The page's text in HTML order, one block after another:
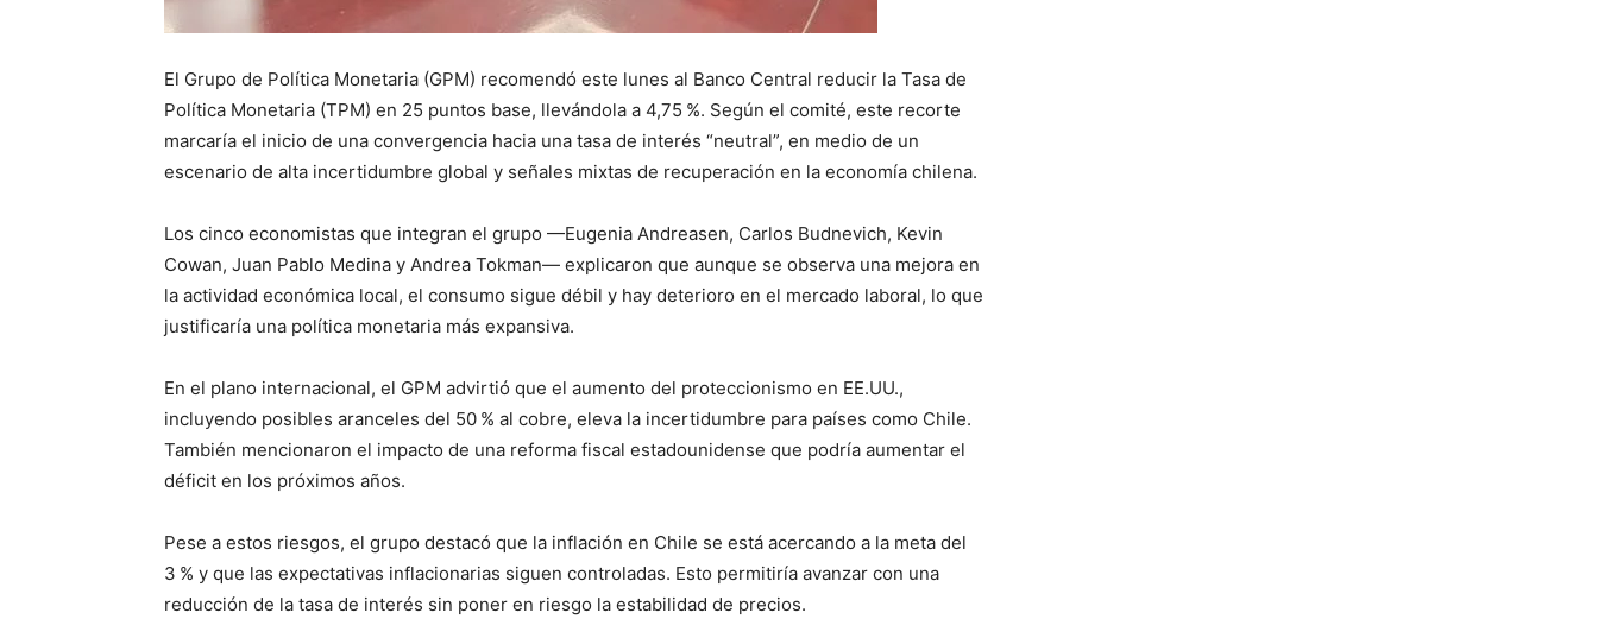
El Grupo de Política Monetaria (GPM) recomendó este lunes al Banco Central reducir la Tasa de
Política Monetaria (TPM) en 25 puntos base, llevándola a 4,75 %. Según el comité, este recorte
marcaría el inicio de una convergencia hacia una tasa de interés “neutral”, en medio de un
escenario de alta incertidumbre global y señales mixtas de recuperación en la economía chilena.
Los cinco economistas que integran el grupo —Eugenia Andreasen, Carlos Budnevich, Kevin
Cowan, Juan Pablo Medina y Andrea Tokman— explicaron que aunque se observa una mejora en
la actividad económica local, el consumo sigue débil y hay deterioro en el mercado laboral, lo que
justificaría una política monetaria más expansiva.
En el plano internacional, el GPM advirtió que el aumento del proteccionismo en EE.UU.,
incluyendo posibles aranceles del 50 % al cobre, eleva la incertidumbre para países como Chile.
También mencionaron el impacto de una reforma fiscal estadounidense que podría aumentar el
déficit en los próximos años.
Pese a estos riesgos, el grupo destacó que la inflación en Chile se está acercando a la meta del
3 % y que las expectativas inflacionarias siguen controladas. Esto permitiría avanzar con una
reducción de la tasa de interés sin poner en riesgo la estabilidad de precios.